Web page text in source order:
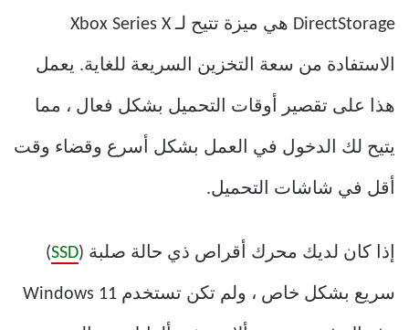
DirectStorage هي ميزة تتيح لـ Xbox Series X
الاستفادة من سعة التخزين السريعة للغاية. يعمل
هذا على تقصير أوقات التحميل بشكل فعال ، مما
يتيح لك الدخول في العمل بشكل أسرع وقضاء وقت
أقل في شاشات التحميل.
إذا كان لديك محرك أقراص ذي حالة صلبة (SSD
)
سريع بشكل خاص ، ولم تكن تستخدم Windows 11